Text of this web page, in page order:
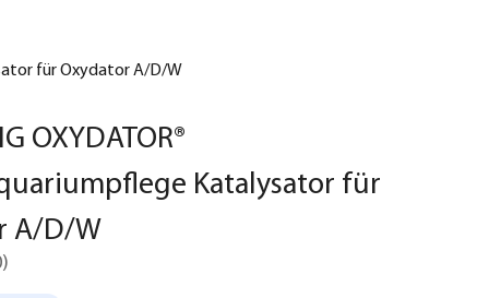
für Oxydator A/D/W
OXYDATOR®
Katalysator für
A/D/W
)